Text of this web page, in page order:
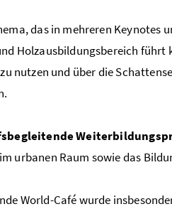
das in mehreren Keynotes
Holzausbildungsbereich führt
zu nutzen und über die
urbanen Raum sowie das
World-Café wurde